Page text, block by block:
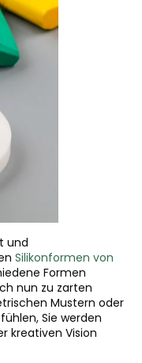
und
Silikonformen von
Formen
nun zu zarten
Mustern oder
Sie werden
kreativen Vision